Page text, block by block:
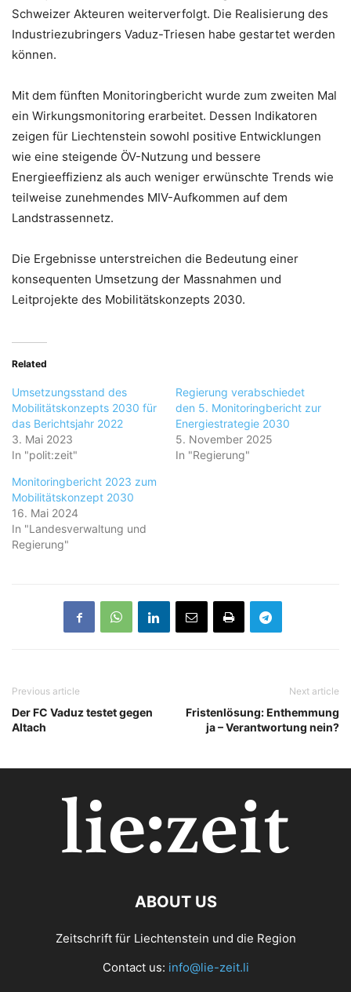
Schweizer Akteuren weiterverfolgt. Die Realisierung des
Industriezubringers Vaduz-Triesen habe gestartet werden
können.
Mit dem fünften Monitoringbericht wurde zum zweiten Mal
ein Wirkungsmonitoring erarbeitet. Dessen Indikatoren
zeigen für Liechtenstein sowohl positive Entwicklungen
wie eine steigende ÖV-Nutzung und bessere
Energieeffizienz als auch weniger erwünschte Trends wie
teilweise zunehmendes MIV-Aufkommen auf dem
Landstrassennetz.
Die Ergebnisse unterstreichen die Bedeutung einer
konsequenten Umsetzung der Massnahmen und
Leitprojekte des Mobilitätskonzepts 2030.
Related
Umsetzungsstand des
Mobilitätskonzepts 2030 für
das Berichtsjahr 2022
3. Mai 2023
In "polit:zeit"
Regierung verabschiedet
den 5. Monitoringbericht zur
Energiestrategie 2030
5. November 2025
In "Regierung"
Monitoringbericht 2023 zum
Mobilitätskonzept 2030
16. Mai 2024
In "Landesverwaltung und
Regierung"
Previous article
Der FC Vaduz testet gegen
Altach
Next article
Fristenlösung: Enthemmung
ja – Verantwortung nein?
ABOUT US
Zeitschrift für Liechtenstein und die Region
Contact us: info@lie-zeit.li